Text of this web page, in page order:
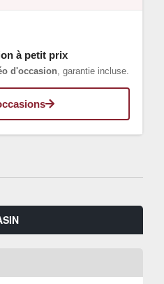
à petit prix
d'occasion , garantie incluse.